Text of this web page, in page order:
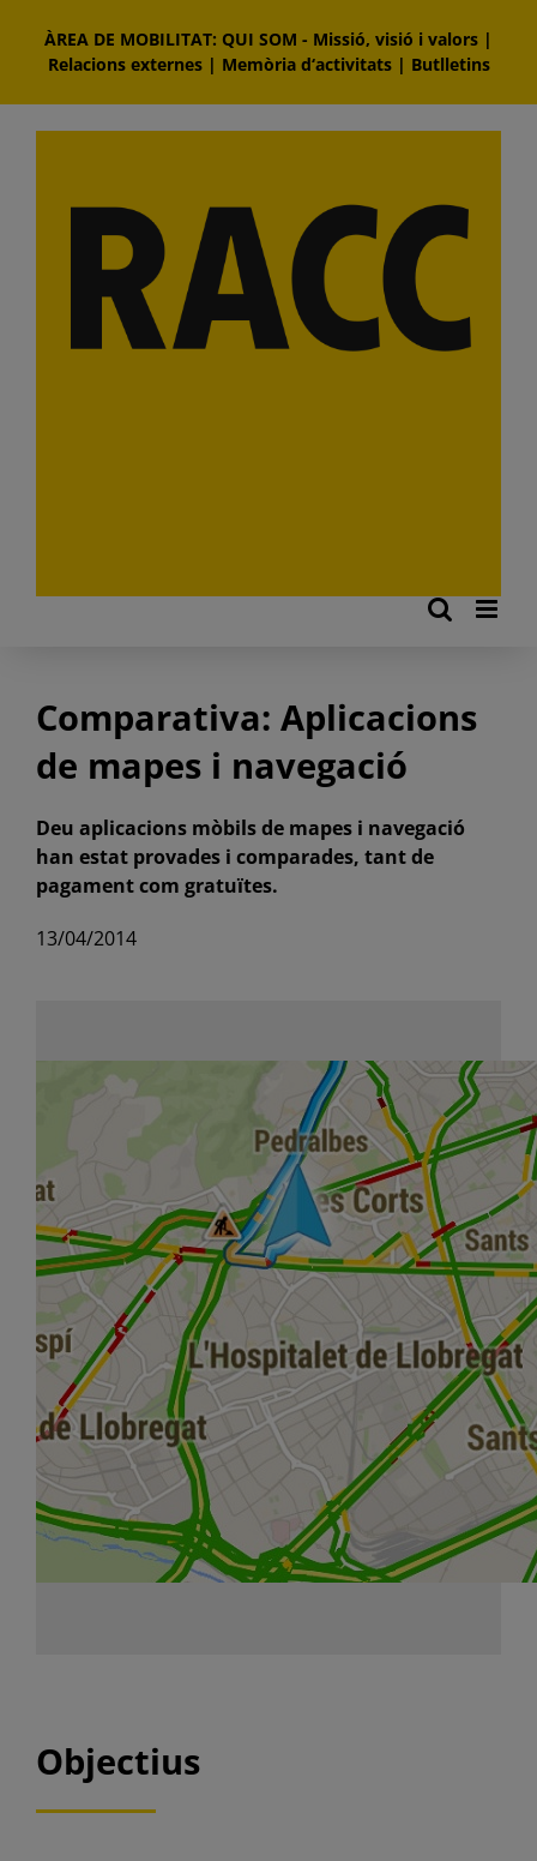
content
ÀREA DE MOBILITAT: QUI SOM - Missió, visió i valors |
Relacions externes| Memòria d‘activitats| Butlletins
Comparativa: Aplicacions
de mapes i navegació
Deu aplicacions mòbils de mapes i navegació
han estat provades i comparades, tant de
pagament com gratuïtes.
13/04/2014
Objectius